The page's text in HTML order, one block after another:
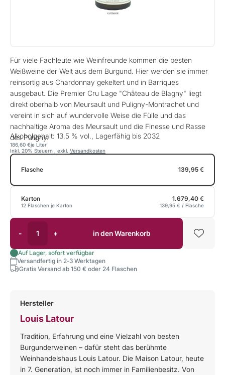
Für viele Fachleute wie Weinfreunde kommen die besten
Weißweine der Welt aus dem Burgund. Hier werden sie immer
reinsortig aus Chardonnay gekeltert und in Barriques
ausgebaut. Die Premier Cru Lage "Château de Blagny" liegt
direkt oberhalb von Meursault und Puligny-Montrachet und
vereint in sich auf wundervolle Weise die Fülle und das
nachhaltige Aroma des Meursault und die Finesse und Rasse
des Puligny.
Alkoholgehalt: 13,5 % vol., Lagerfähig bis 2032
je Liter
186,60 €
Inkl. 20% Steuern , exkl. Versandkosten
Flasche 139,95 €
Karton 1.679,40 €
12 Flaschen je Karton 139,95 € / Flasche
- + in den Warenkorb
Auf Lager, sofort verfügbar
Versandfertig in 2-3 Werktagen
Gratis Versand ab 150 € oder 24 Flaschen
Hersteller
Louis Latour
Tradition, Erfahrung und eine Vielzahl von besten
Burgunderweinen – dafür steht das berühmte
Weinhandelshaus Louis Latour. Die Maison Latour, heute
in 7. Generation, ist noch immer in Familienbesitz. Von